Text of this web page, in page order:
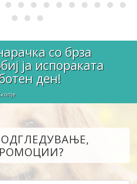
со брза
ја испораката
ден!